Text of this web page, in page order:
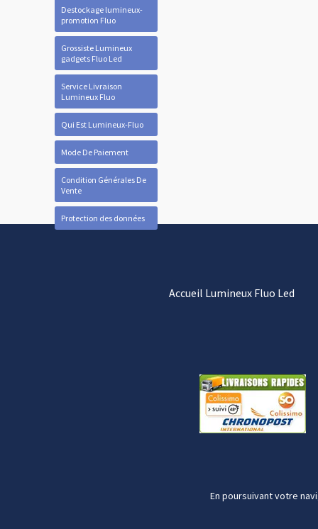
Destockage lumineux-
promotion Fluo
Grossiste Lumineux
gadgets Fluo Led
Service Livraison
Lumineux Fluo
Qui Est Lumineux-Fluo
Mode De Paiement
Condition Générales De
Vente
Protection des données
Accueil Lumineux Fluo Led
En poursuivant votre